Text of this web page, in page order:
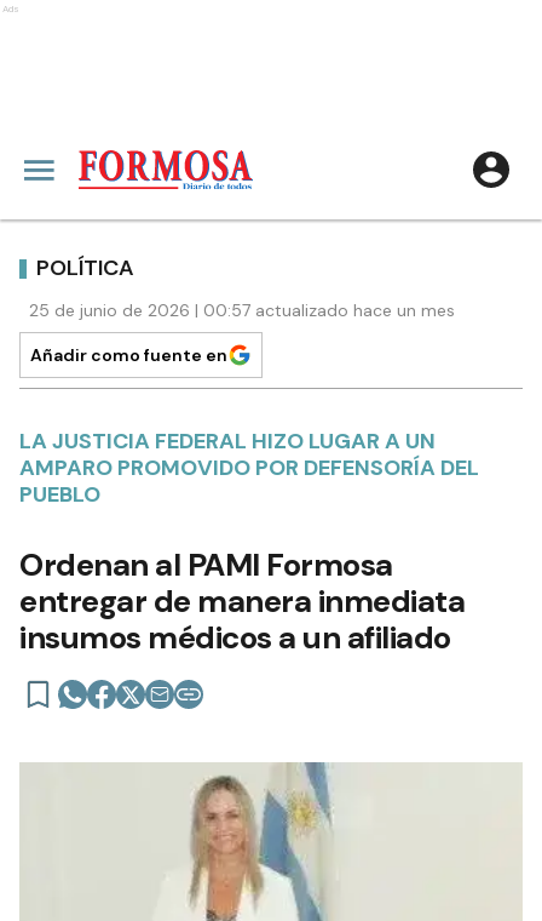
Ads
POLÍTICA
25 de junio de 2026 | 00:57 actualizado hace un mes
Añadir como fuente en
LA JUSTICIA FEDERAL HIZO LUGAR A UN
AMPARO PROMOVIDO POR DEFENSORÍA DEL
PUEBLO
Ordenan al PAMI Formosa
entregar de manera inmediata
insumos médicos a un afiliado